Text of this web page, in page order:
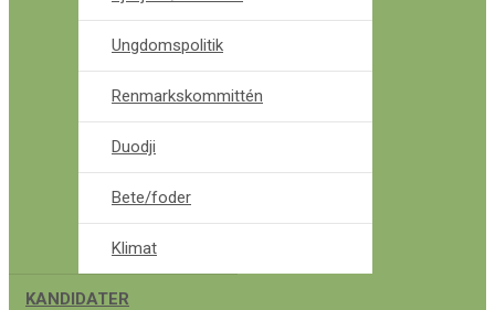
Ungdomspolitik
Renmarkskommittén
Duodji
Bete/foder
Klimat
KANDIDATER